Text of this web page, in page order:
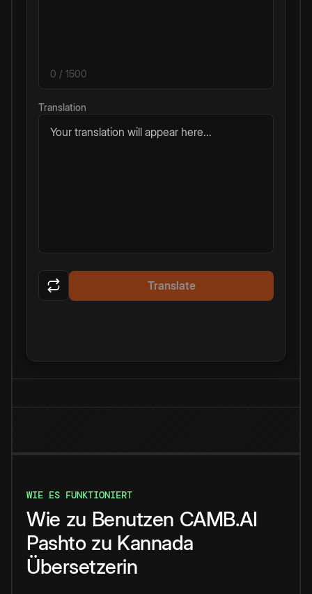
0 / 1500
Translation
Your translation will appear here...
Translate
WIE ES FUNKTIONIERT
Wie zu Benutzen CAMB.AI
Pashto zu Kannada
Übersetzerin